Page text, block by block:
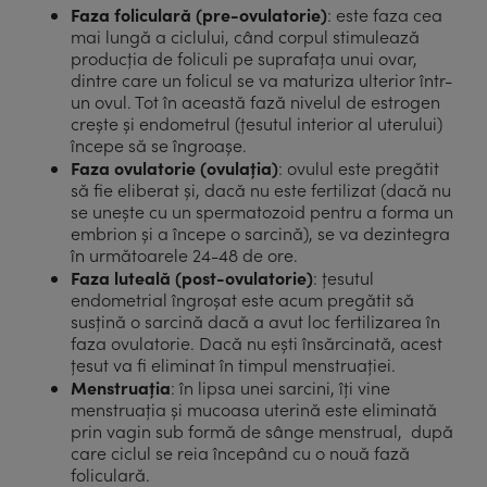
Faza foliculară (pre-ovulatorie): este faza cea
mai lungă a ciclului, când corpul stimulează
producția de foliculi pe suprafața unui ovar,
dintre care un folicul se va maturiza ulterior într-
un ovul. Tot în această fază nivelul de estrogen
crește și endometrul (țesutul interior al uterului)
începe să se îngroașe.
Faza ovulatorie (ovulația): ovulul este pregătit
să fie eliberat și, dacă nu este fertilizat (dacă nu
se unește cu un spermatozoid pentru a forma un
embrion și a începe o sarcină), se va dezintegra
în următoarele 24-48 de ore.
Faza luteală (post-ovulatorie): țesutul
endometrial îngroșat este acum pregătit să
susțină o sarcină dacă a avut loc fertilizarea în
faza ovulatorie. Dacă nu ești însărcinată, acest
țesut va fi eliminat în timpul menstruației.
Menstruația: în lipsa unei sarcini, îți vine
menstruația și mucoasa uterină este eliminată
prin vagin sub formă de sânge menstrual, după
care ciclul se reia începând cu o nouă fază
foliculară.